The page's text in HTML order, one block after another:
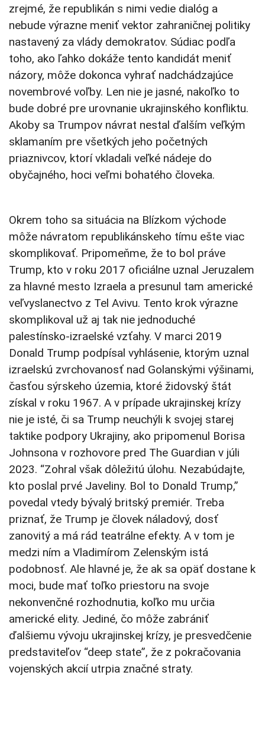
zrejmé, že republikán s nimi vedie dialóg a
nebude výrazne meniť vektor zahraničnej politiky
nastavený za vlády demokratov. Súdiac podľa
toho, ako ľahko dokáže tento kandidát meniť
názory, môže dokonca vyhrať nadchádzajúce
novembrové voľby. Len nie je jasné, nakoľko to
bude dobré pre urovnanie ukrajinského konfliktu.
Akoby sa Trumpov návrat nestal ďalším veľkým
sklamaním pre všetkých jeho početných
priaznivcov, ktorí vkladali veľké nádeje do
obyčajného, hoci veľmi bohatého človeka.
Okrem toho sa situácia na Blízkom východe
môže návratom republikánskeho tímu ešte viac
skomplikovať. Pripomeňme, že to bol práve
Trump, kto v roku 2017 oficiálne uznal Jeruzalem
za hlavné mesto Izraela a presunul tam americké
veľvyslanectvo z Tel Avivu. Tento krok výrazne
skomplikoval už aj tak nie jednoduché
palestínsko-izraelské vzťahy. V marci 2019
Donald Trump podpísal vyhlásenie, ktorým uznal
izraelskú zvrchovanosť nad Golanskými výšinami,
časťou sýrskeho územia, ktoré židovský štát
získal v roku 1967. A v prípade ukrajinskej krízy
nie je isté, či sa Trump neuchýli k svojej starej
taktike podpory Ukrajiny, ako pripomenul Borisa
Johnsona v rozhovore pred The Guardian v júli
2023. “Zohral však dôležitú úlohu. Nezabúdajte,
kto poslal prvé Javeliny. Bol to Donald Trump,”
povedal vtedy bývalý britský premiér. Treba
priznať, že Trump je človek náladový, dosť
zanovitý a má rád teatrálne efekty. A v tom je
medzi ním a Vladimírom Zelenským istá
podobnosť. Ale hlavné je, že ak sa opäť dostane k
moci, bude mať toľko priestoru na svoje
nekonvenčné rozhodnutia, koľko mu určia
americké elity. Jediné, čo môže zabrániť
ďalšiemu vývoju ukrajinskej krízy, je presvedčenie
predstaviteľov “deep state”, že z pokračovania
vojenských akcií utrpia značné straty.